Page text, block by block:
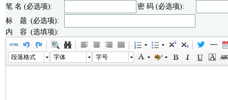
笔 名 (必选项):
密 码 (必选项):
标 题 (必选项):
内 容 (选填项):
段落格式 字体 字号